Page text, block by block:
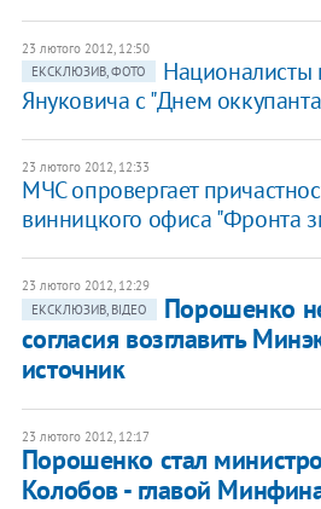
23 лютого 2012, 12:50
ЕКСКЛЮЗИВ, ФОТО
Националисты
Януковича с "Днем
23 лютого 2012, 12:33
МЧС опровергает
винницкого офиса "Фронта
23 лютого 2012, 12:29
ЕКСКЛЮЗИВ, ВІДЕО
Порошенко
согласия возглавить
источник
23 лютого 2012, 12:17
Порошенко стал
Колобов - главой